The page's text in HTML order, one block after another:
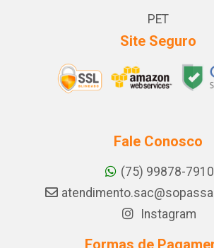
PET
Site Seguro
Fale Conosco
(75) 99878-7910
Instagram
Formas de